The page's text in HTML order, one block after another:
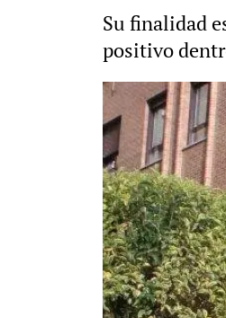
Su finalidad
positivo